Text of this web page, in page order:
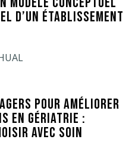
D’UN ÉTABLISSEMENT
POUR AMÉLIORER
EN GÉRIATRIE :
AVEC SOIN